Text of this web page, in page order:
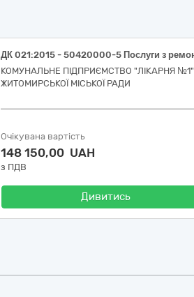
КОМУНАЛЬНЕ ПІДПРИЄМСТВО "ЛІКАРНЯ №1"
ЖИТОМИРСЬКОЇ МІСЬКОЇ РАДИ
Очікувана вартість
148 150,00 UAH
з ПДВ
Дивитись